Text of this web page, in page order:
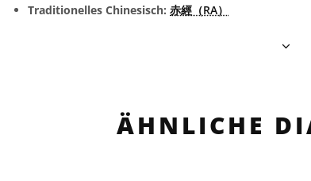
Traditionelles Chinesisch: 赤經（RA）
ÄHNLICHE